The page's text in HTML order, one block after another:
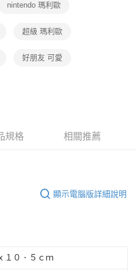
nintendo 瑪利歐
超級 瑪利歐
好朋友 可愛
規格 相關推薦
顯示電腦版詳細說明
１０．５ｃｍ